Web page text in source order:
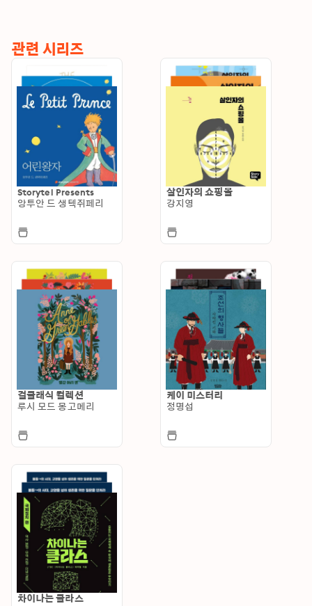
관련 시리즈
Storytel Presents
앙투안 드 생텍쥐페리
살인자의 쇼핑몰
강지영
걸클래식 컬렉션
루시 모드 몽고메리
케이 미스터리
정명섭
차이나는 클라스